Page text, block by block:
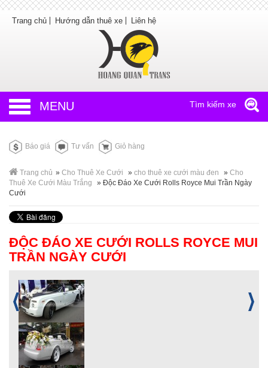
Trang chủ Hướng dẫn thuê xe Liên hệ
MENU Tìm kiếm xe
Báo giá Tư vấn Giỏ hàng
Trang chủ » Cho Thuê Xe Cưới » cho thuê xe cưới màu đen » Cho
Thuê Xe Cưới Màu Trắng
» Độc Đáo Xe Cưới Rolls Royce Mui Trần Ngày
Cưới
ĐỘC ĐÁO XE CƯỚI ROLLS ROYCE MUI
TRẦN NGÀY CƯỚI